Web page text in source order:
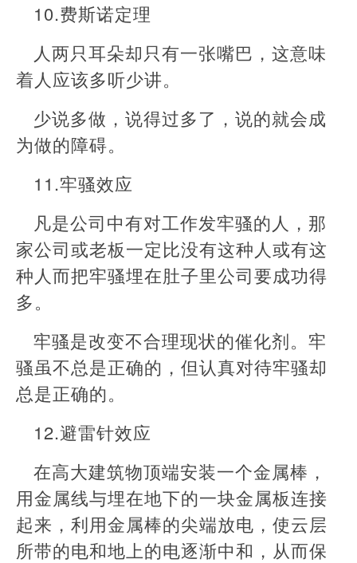
10.费斯诺定理
人两只耳朵却只有一张嘴巴，这意味
着人应该多听少讲。
少说多做，说得过多了，说的就会成
为做的障碍。
11.牢骚效应
凡是公司中有对工作发牢骚的人，那
家公司或老板一定比没有这种人或有这
种人而把牢骚埋在肚子里公司要成功得
多。
牢骚是改变不合理现状的催化剂。牢
骚虽不总是正确的，但认真对待牢骚却
总是正确的。
12.避雷针效应
在高大建筑物顶端安装一个金属棒，
用金属线与埋在地下的一块金属板连接
起来，利用金属棒的尖端放电，使云层
所带的电和地上的电逐渐中和，从而保